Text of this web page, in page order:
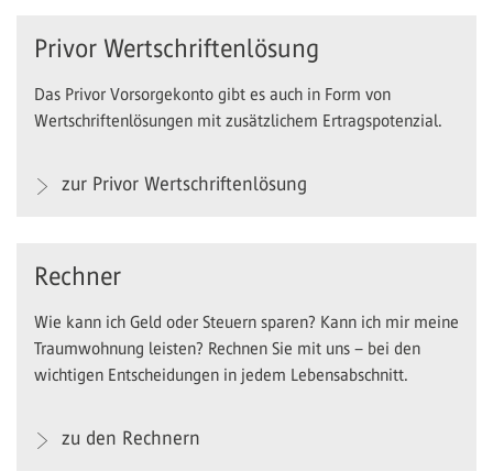
Privor Wertschriftenlösung
Das Privor Vorsorgekonto gibt es auch in Form von
Wertschriftenlösungen mit zusätzlichem Ertragspotenzial.
zur Privor Wertschriftenlösung
Rechner
Wie kann ich Geld oder Steuern sparen? Kann ich mir meine
Traumwohnung leisten? Rechnen Sie mit uns – bei den
wichtigen Entscheidungen in jedem Lebensabschnitt.
zu den Rechnern